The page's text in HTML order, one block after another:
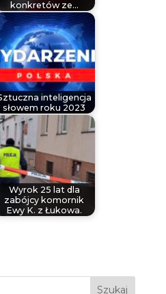
konkretów ze…
inteligencja
słowem roku 2023
Wyrok 25 lat dla
zabójcy komornik
Ewy K. z Łukowa.
Szukaj